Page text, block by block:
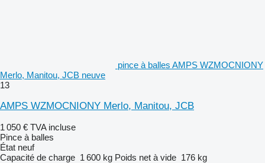
pince à balles AMPS WZMOCNIONY
Merlo, Manitou, JCB neuve
13
AMPS WZMOCNIONY Merlo, Manitou, JCB
1 050 € TVA incluse
Pince à balles
État neuf
Capacité de charge 1 600 kg Poids net à vide 176 kg